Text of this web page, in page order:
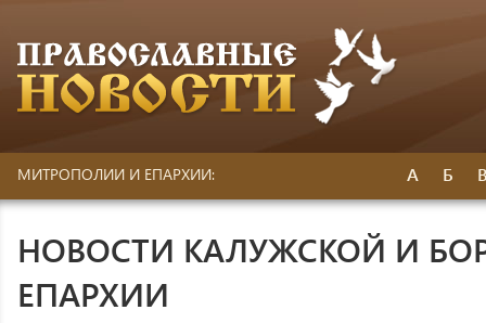
МИТРОПОЛИИ И ЕПАРХИИ: А Б
НОВОСТИ КАЛУЖСКОЙ И
ЕПАРХИИ